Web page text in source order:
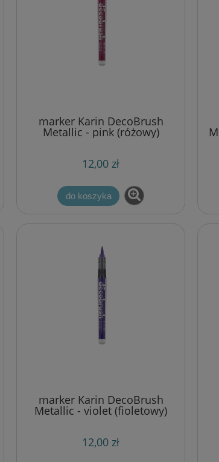
wykrojnik Taylored expressions -
chevron cutting plate
78,00 zł
78,00 zł
pasek z
marker Karin DecoBrush
Metallic - pink (różowy)
12,00 zł
do koszyka
marker Karin DecoBrush
Metallic - violet (fioletowy)
12,00 zł